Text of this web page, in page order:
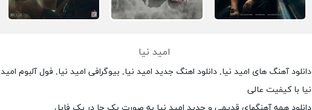
امید نیا
دانلود آهنگ های امید نیا, دانلود اهنگ جدید امید نیا, بیوگرافی امید نیا, فول آلبوم امید
نیا با کیفیت عالی
دانلود همه آهنگهای قدیمی و جدید امید نیا به صورت یک جا در یک فایل